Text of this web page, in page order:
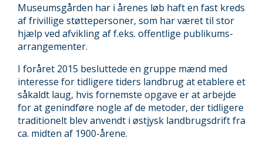
Museumsgården har i årenes løb haft en fast kreds
af frivillige støttepersoner, som har været til stor
hjælp ved afvikling af f.eks. offentlige publikums-
arrangementer.
I foråret 2015 besluttede en gruppe mænd med
interesse for tidligere tiders landbrug at etablere et
såkaldt laug, hvis fornemste opgave er at arbejde
for at genindføre nogle af de metoder, der tidligere
traditionelt blev anvendt i østjysk landbrugsdrift fra
ca. midten af 1900-årene.